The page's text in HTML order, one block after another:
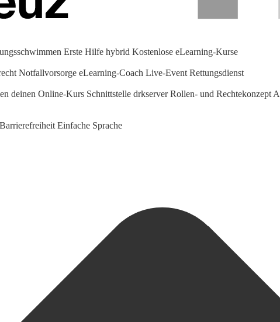
Erste Hilfe hybrid Kostenlose eLearning-Kurse
Notfallvorsorge eLearning-Coach Live-Event Rettungsdienst
deinen Online-Kurs Schnittstelle drkserver Rollen- und Rechtekonzept
Barrierefreiheit Einfache Sprache